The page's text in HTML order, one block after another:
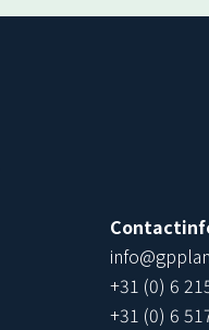
+31 (0) 6
+31 (0) 6